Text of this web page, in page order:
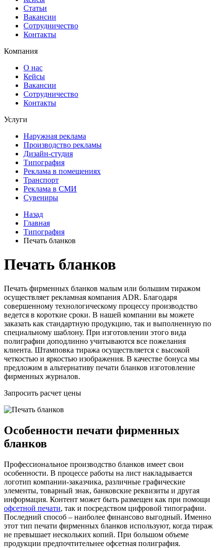
Статьи
Вакансии
Сотрудничество
Контакты
Компания
О нас
Кейсы
Вакансии
Сотрудничество
Контакты
Услуги
Наружная реклама
Производство рекламы
Дизайн-студия
Типография
Реклама в помещениях
Транспорт
Реклама в СМИ
Сувениры
Назад
Главная
Типография
Печать бланков
Печать бланков
Печать фирменных бланков малым или большим тиражом
осуществляет рекламная компания ADR. Благодаря
совершенному технологическому процессу производство
ведется в короткие сроки. В нашей компании вы можете
заказать как стандартную продукцию, так и выполненную по
специальному шаблону. При изготовлении этого вида
полиграфии доподлинно учитываются все пожелания
клиента. Штамповка тиража осуществляется с высокой
четкостью и яркостью изображения. В качестве бонуса мы
предложим в альтернативу печати бланков изготовление
фирменных журналов.
Запросить расчет цены
Особенности печати фирменных
бланков
Профессиональное производство бланков имеет свои
особенности. В процессе работы на лист накладывается
логотип компании-заказчика, различные графические
элементы, товарный знак, банковские реквизиты и другая
информация. Контент может быть размещен как при помощи
офсетной печати, так и посредством цифровой типографии.
Последний способ – наиболее финансово выгодный. Именно
этот тип печати фирменных бланков используют, когда тираж
не превышает нескольких копий. При большом объеме
продукции предпочтительнее офсетная полиграфия.